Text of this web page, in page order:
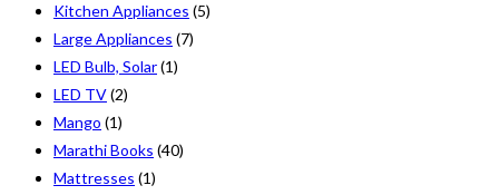
Kitchen Appliances (5)
Large Appliances (7)
LED Bulb, Solar(1)
LED TV(2)
Mango (1)
Marathi Books (40)
Mattresses (1)